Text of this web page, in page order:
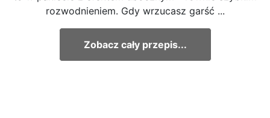
rozwodnieniem. Gdy wrzucasz garść ...
Zobacz cały przepis...